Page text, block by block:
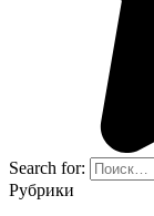
Search for:
Рубрики